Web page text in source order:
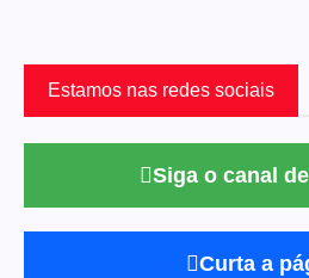
Estamos nas redes sociais
Siga o canal
Curta a